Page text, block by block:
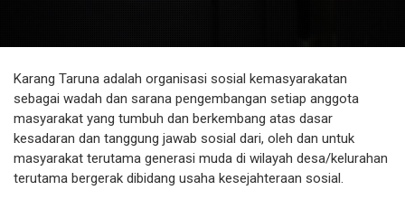
Karang Taruna adalah organisasi sosial kemasyarakatan
sebagai wadah dan sarana pengembangan setiap anggota
masyarakat yang tumbuh dan berkembang atas dasar
kesadaran dan tanggung jawab sosial dari, oleh dan untuk
masyarakat terutama generasi muda di wilayah desa/kelurahan
terutama bergerak dibidang usaha kesejahteraan sosial.